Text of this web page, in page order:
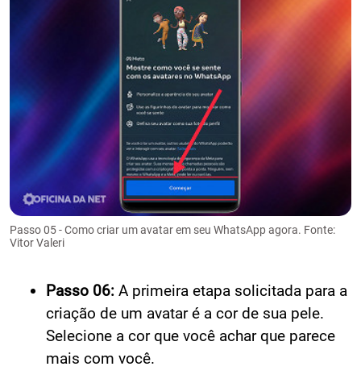
Passo 05 - Como criar um avatar em seu WhatsApp agora. Fonte:
Vitor Valeri
Passo 06: A primeira etapa solicitada para a
criação de um avatar é a cor de sua pele.
Selecione a cor que você achar que parece
mais com você.